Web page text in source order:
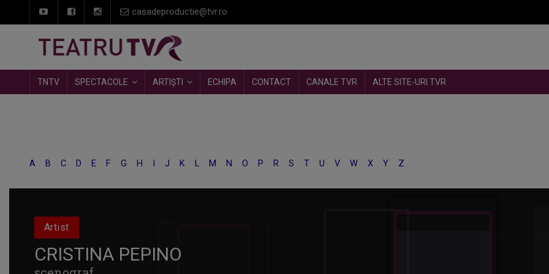
casadeproductie@tvr.ro
TNTV SPECTACOLE ARTIȘTI ECHIPA CONTACT CANALE TVR ALTE SITE-URI TVR
A B C D E F G H J K L M N O P R S T U V W X Y Z
Artist
CRISTINA PEPINO